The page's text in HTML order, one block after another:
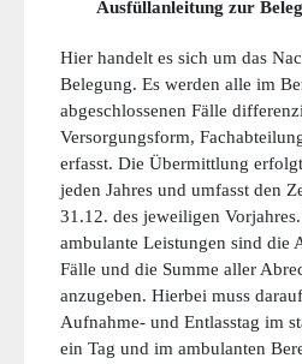
Ausfüllanleitung zur
Hier handelt es sich um das
Belegung. Es werden alle im
abgeschlossenen Fälle
Versorgungsform,
erfasst. Die Übermittlung
jeden Jahres und umfasst den
31.12. des jeweiligen
ambulante Leistungen sind die
Fälle und die Summe aller
anzugeben. Hierbei muss
Aufnahme- und Entlasstag im
ein Tag und im ambulanten